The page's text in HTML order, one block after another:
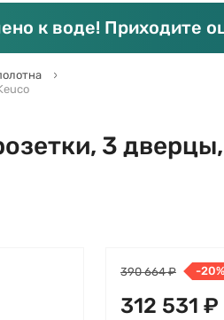
к воде! Приходите
3
390 664 ₽ -20%
312 531 ₽